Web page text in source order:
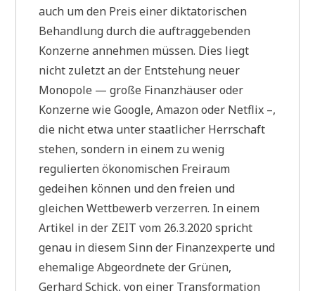
auch um den Preis einer diktatorischen
Behandlung durch die auftraggebenden
Konzerne annehmen müssen. Dies liegt
nicht zuletzt an der Entstehung neuer
Monopole — große Finanzhäuser oder
Konzerne wie Google, Amazon oder Netflix –,
die nicht etwa unter staatlicher Herrschaft
stehen, sondern in einem zu wenig
regulierten ökonomischen Freiraum
gedeihen können und den freien und
gleichen Wettbewerb verzerren. In einem
Artikel in der ZEIT vom 26.3.2020 spricht
genau in diesem Sinn der Finanzexperte und
ehemalige Abgeordnete der Grünen,
Gerhard Schick, von einer Transformation